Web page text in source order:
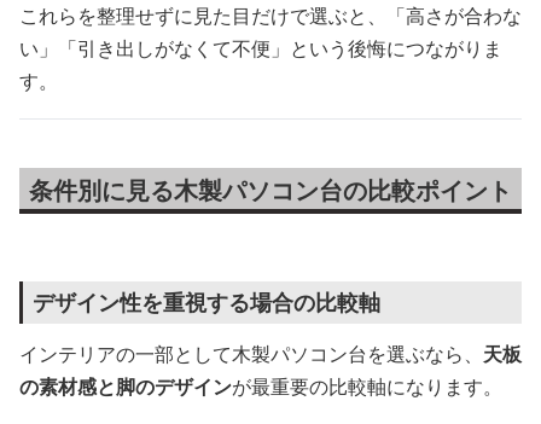
これらを整理せずに見た目だけで選ぶと、「高さが合わな
い」「引き出しがなくて不便」という後悔につながりま
す。
条件別に見る木製パソコン台の比較ポイント
デザイン性を重視する場合の比較軸
インテリアの一部として木製パソコン台を選ぶなら、 天板
の素材感と脚のデザインが最重要の比較軸になります。